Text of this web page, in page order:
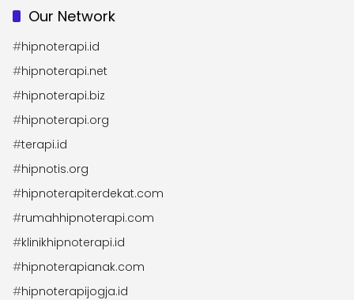
Our Network
#hipnoterapi.id
#hipnoterapi.net
#hipnoterapi.biz
#hipnoterapi.org
#terapi.id
#hipnotis.org
#hipnoterapiterdekat.com
#rumahhipnoterapi.com
#klinikhipnoterapi.id
#hipnoterapianak.com
#hipnoterapijogja.id